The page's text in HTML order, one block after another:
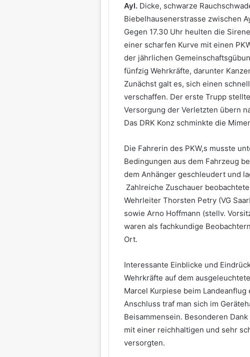
Ayl.Dicke, schwarze
Biebelhausenerstrasse zwischen
Gegen 17.30 Uhr heulten die
einer scharfen Kurve mit einen
der jährlichen
fünfzig Wehrkräfte, darunter
Zunächst galt es, sich einen
verschaffen. Der erste Trupp
Versorgung der Verletzten übern
Das DRK Konz schminkte die
Die Fahrerin des PKW,s musste
Bedingungen aus dem Fahrzeug
dem Anhänger geschleudert und
Zahlreiche Zuschauer
Wehrleiter Thorsten Petry (VG
sowie Arno Hoffmann (stellv.
waren als fachkundige
Ort.
Interessante Einblicke und
Wehrkräfte auf dem
Marcel Kurpiese beim
Anschluss traf man sich im
Beisammensein. Besonderen
mit einer reichhaltigen und sehr
versorgten.